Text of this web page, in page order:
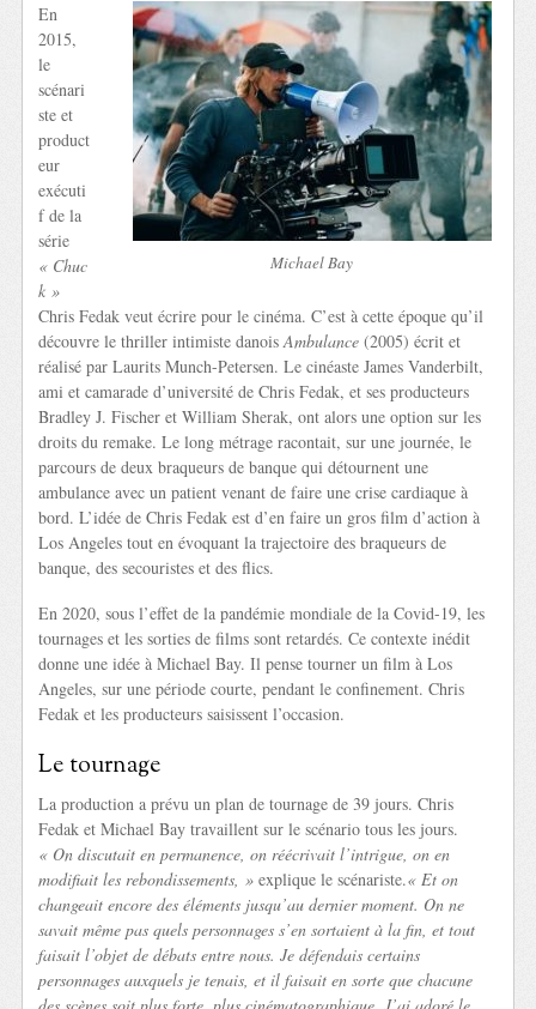
Michael Bay
En
2015,
le
scénari
ste et
product
eur
exécuti
f de la
série
« Chuc
k »
Chris Fedak veut écrire pour le cinéma. C’est à cette époque qu’il
découvre le thriller intimiste danoisAmbulance (2005) écrit et
réalisé par Laurits Munch-Petersen. Le cinéaste James Vanderbilt,
ami et camarade d’université de Chris Fedak, et ses producteurs
Bradley J. Fischer et William Sherak, ont alors une option sur les
droits du remake. Le long métrage racontait, sur une journée, le
parcours de deux braqueurs de banque qui détournent une
ambulance avec un patient venant de faire une crise cardiaque à
bord. L’idée de Chris Fedak est d’en faire un gros film d’action à
Los Angeles tout en évoquant la trajectoire des braqueurs de
banque, des secouristes et des flics.
En 2020, sous l’effet de la pandémie mondiale de la Covid-19, les
tournages et les sorties de films sont retardés. Ce contexte inédit
donne une idée à Michael Bay. Il pense tourner un film à Los
Angeles, sur une période courte, pendant le confinement. Chris
Fedak et les producteurs saisissent l’occasion.
Le tournage
La production a prévu un plan de tournage de 39 jours. Chris
Fedak et Michael Bay travaillent sur le scénario tous les jours.
« On discutait en permanence, on réécrivait l’intrigue, on en
modifiait les rebondissements, » explique le scénariste.« Et on
changeait encore des éléments jusqu’au dernier moment. On ne
savait même pas quels personnages s’en sortaient à la fin, et tout
faisait l’objet de débats entre nous. Je défendais certains
personnages auxquels je tenais, et il faisait en sorte que chacune